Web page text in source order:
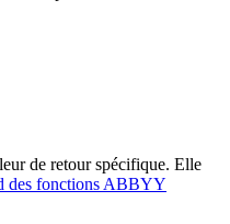
de retour spécifique. Elle
des fonctions ABBYY